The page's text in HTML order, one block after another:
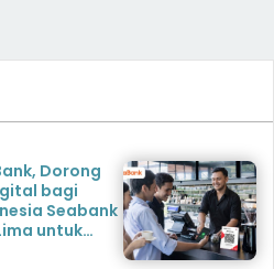
Dorong
bagi
Seabank
untuk